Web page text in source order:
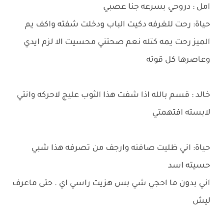
امل : دروحي بسرعه جنا عصبي
حياة: رحت للغرفه دكيت الباب ودخلت شفته واكف يم
الميز رحت يمه كتله نعم صحتني محسيت الا لزم ايدي
وعاصرها كل قوته
خالد : قسم بالله اذا شفت هذا الثوب عليج لاحركه وانتي
لابسته افتهمتي
حياة: اني ظليت صافنه وارجف من تصرفه هذا شبي
حسيته اسد
اني بدون ما احجي شي بس هزيت راسي اي . حتى ماعرف
ليش